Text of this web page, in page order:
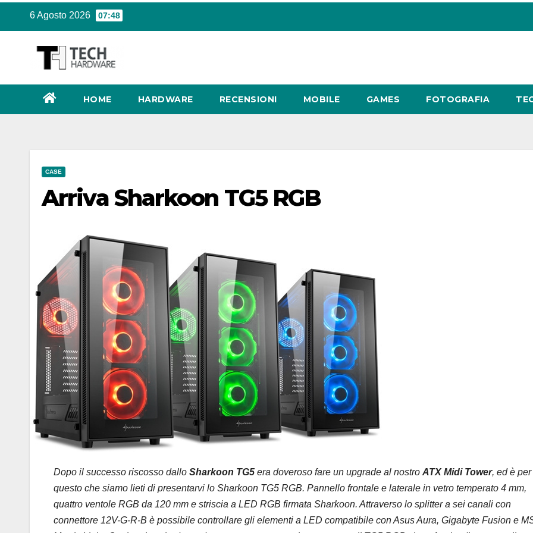
contenuto
6 Agosto 2026 07:48
HOME HARDWARE RECENSIONI MOBILE GAMES FOTOGRAFIA
CASE
Arriva Sharkoon TG5 RGB
Dopo il successo riscosso dallo Sharkoon TG5 era doveroso fare un upgrade al nostro ATX Midi Tower, ed è per
questo che siamo lieti di presentarvi lo Sharkoon TG5 RGB. Pannello frontale e laterale in vetro temperato 4 mm,
quattro ventole RGB da 120 mm e striscia a LED RGB firmata Sharkoon. Attraverso lo splitter a sei canali con
connettore 12V-G-R-B è possibile controllare gli elementi a LED compatibile con Asus Aura, Gigabyte Fusion e